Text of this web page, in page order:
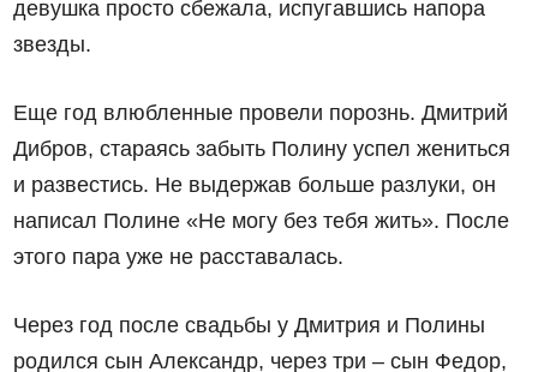
девушка просто сбежала, испугавшись напора
звезды.
Еще год влюбленные провели порознь. Дмитрий
Дибров, стараясь забыть Полину успел жениться
и развестись. Не выдержав больше разлуки, он
написал Полине «Не могу без тебя жить». После
этого пара уже не расставалась.
Через год после свадьбы у Дмитрия и Полины
родился сын Александр, через три – сын Федор,